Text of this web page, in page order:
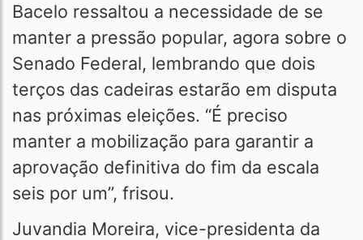
Bacelo ressaltou a necessidade de se
manter a pressão popular, agora sobre o
Senado Federal, lembrando que dois
terços das cadeiras estarão em disputa
nas próximas eleições. “É preciso
manter a mobilização para garantir a
aprovação definitiva do fim da escala
seis por um”, frisou.
Juvandia Moreira, vice-presidenta da